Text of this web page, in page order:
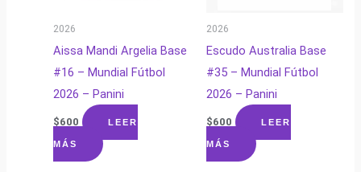
2026
Aissa Mandi Argelia Base
#16 – Mundial Fútbol
2026 – Panini
$600 LEER
MÁS
2026
Escudo Australia Base
#35 – Mundial Fútbol
2026 – Panini
$600 LEER
MÁS